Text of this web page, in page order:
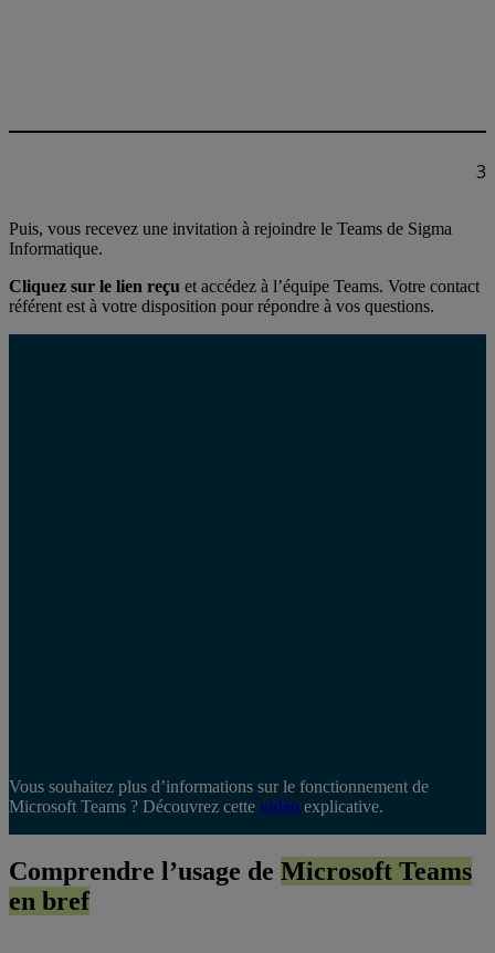
3
Puis, vous recevez une invitation à rejoindre le Teams de Sigma
Informatique.
Cliquez sur le lien reçu et accédez à l’équipe Teams. Votre contact
référent est à votre disposition pour répondre à vos questions.
Vous souhaitez plus d’informations sur le fonctionnement de
Microsoft Teams ? Découvrez cette vidéo explicative.
Comprendre l’usage de Microsoft Teams
en bref